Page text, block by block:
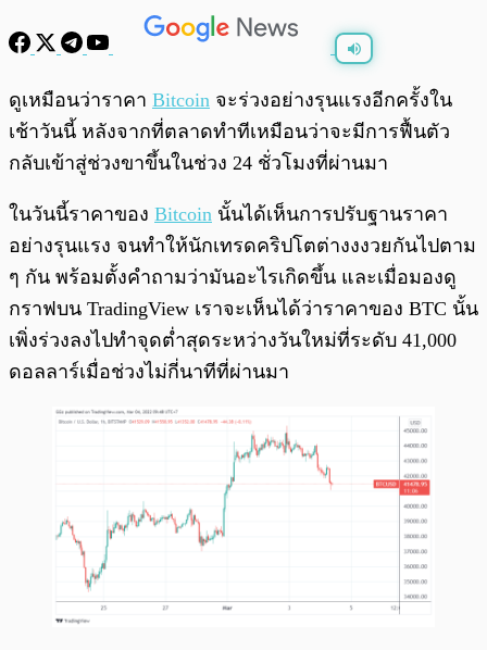
พร้อมเล่น 0:00 0:00
ดูเหมือนว่าราคา Bitcoin จะร่วงอย่างรุนแรงอีกครั้งใน
เช้าวันนี้ หลังจากที่ตลาดทำทีเหมือนว่าจะมีการฟื้นตัว
กลับเข้าสู่ช่วงขาขึ้นในช่วง 24 ชั่วโมงที่ผ่านมา
ในวันนี้ราคาของ Bitcoin นั้นได้เห็นการปรับฐานราคา
อย่างรุนแรง จนทำให้นักเทรดคริปโตต่างงงวยกันไปตาม
ๆ กัน พร้อมตั้งคำถามว่ามันอะไรเกิดขึ้น และเมื่อมองดู
กราฟบน TradingView เราจะเห็นได้ว่าราคาของ BTC นั้น
เพิ่งร่วงลงไปทำจุดต่ำสุดระหว่างวันใหม่ที่ระดับ 41,000
ดอลลาร์เมื่อช่วงไม่กี่นาทีที่ผ่านมา